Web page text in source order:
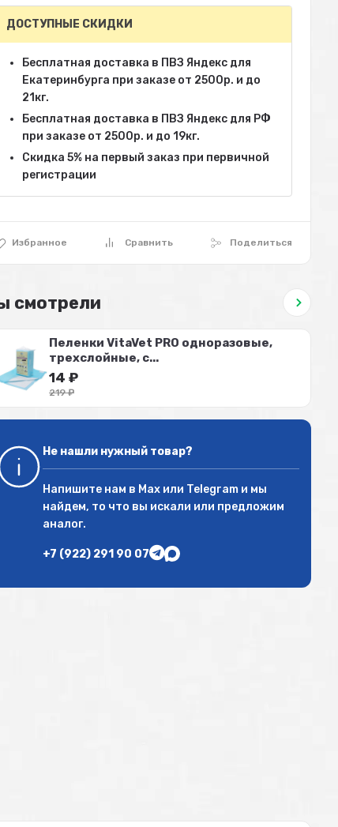
Избранное Сравнить Поделиться
ДОСТУПНЫЕ СКИДКИ
Бесплатная доставка в ПВЗ Яндекс для
Екатеринбурга при заказе от 2500р. и до
21кг.
Бесплатная доставка в ПВЗ Яндекс для РФ
при заказе от 2500р. и до 19кг.
Скидка 5% на первый заказ при первичной
регистрации
смотрели
Пеленки VitaVet PRO одноразовые,
трехслойные, с...
14₽
219₽
Не нашли нужный товар?
Напишите нам в Maxили Telegramи мы
найдем, то что вы искали или предложим
аналог.
+7 (922) 291 90 07